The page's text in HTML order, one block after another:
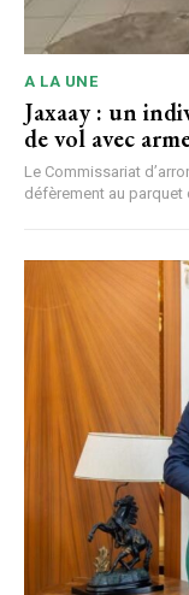
A LA UNE
Jaxaay : un
de vol avec
Le Commissariat
défèrement au parquet